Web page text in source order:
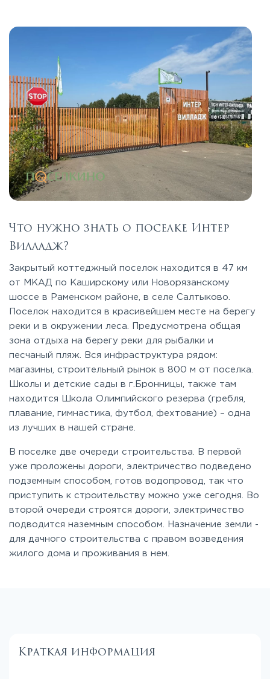
Что нужно знать о поселке Интер
Вилладж?
Закрытый коттеджный поселок находится в 47 км
от МКАД по Каширскому или Новорязанскому
шоссе в Раменском районе, в селе Салтыково.
Поселок находится в красивейшем месте на берегу
реки и в окружении леса. Предусмотрена общая
зона отдыха на берегу реки для рыбалки и
песчаный пляж. Вся инфраструктура рядом:
магазины, строительный рынок в 800 м от поселка.
Школы и детские сады в г.Бронницы, также там
находится Школа Олимпийского резерва (гребля,
плавание, гимнастика, футбол, фехтование) – одна
из лучших в нашей стране.
В поселке две очереди строительства. В первой
уже проложены дороги, электричество подведено
подземным способом, готов водопровод, так что
приступить к строительству можно уже сегодня. Во
второй очереди строятся дороги, электричество
подводится наземным способом. Назначение земли -
для дачного строительства с правом возведения
жилого дома и проживания в нем.
Краткая информация